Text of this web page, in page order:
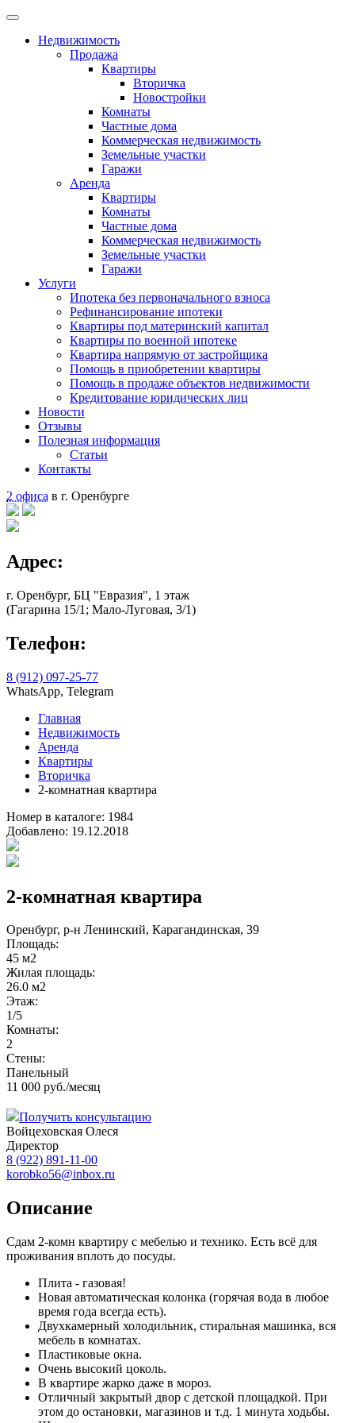
Недвижимость
Продажа
Квартиры
Вторичка
Новостройки
Комнаты
Частные дома
Коммерческая недвижимость
Земельные участки
Гаражи
Аренда
Квартиры
Комнаты
Частные дома
Коммерческая недвижимость
Земельные участки
Гаражи
Услуги
Ипотека без первоначального взноса
Рефинансирование ипотеки
Квартиры под материнский капитал
Квартиры по военной ипотеке
Квартира напрямую от застройщика
Помощь в приобретении квартиры
Помощь в продаже объектов недвижимости
Кредитование юридических лиц
Новости
Отзывы
Полезная информация
Статьи
Контакты
2 офиса в г. Оренбурге
Адрес:
г. Оренбург, БЦ "Евразия", 1 этаж
(Гагарина 15/1; Мало-Луговая, 3/1)
Телефон:
8 (912) 097-25-77
WhatsApp, Telegram
Главная
Недвижимость
Аренда
Квартиры
Вторичка
2-комнатная квартира
Номер в каталоге: 1984
Добавлено: 19.12.2018
2-комнатная квартира
Оренбург, р-н Ленинский, Карагандинская, 39
Площадь:
45 м2
Жилая площадь:
26.0 м2
Этаж:
1/5
Комнаты:
2
Стены:
Панельный
11 000 руб./месяц
Получить консультацию
Войцеховская Олеся
Директор
8 (922) 891-11-00
korobko56@inbox.ru
Описание
Сдам 2-комн квартиру с мебелью и технико. Есть всё для
проживания вплоть до посуды.
Плита - газовая!
Новая автоматическая колонка (горячая вода в любое
время года всегда есть).
Двухкамерный холодильник, стиральная машинка, вся
мебель в комнатах.
Пластиковые окна.
Очень высокий цоколь.
В квартире жарко даже в мороз.
Отличный закрытый двор с детской площадкой. При
этом до остановки, магазинов и т.д. 1 минута ходьбы.